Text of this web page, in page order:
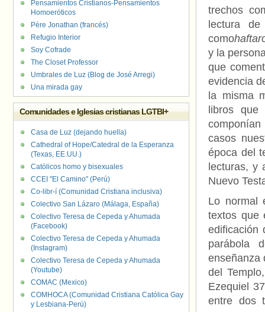
trechos
lectura
como
y la
que
evidencia
la misma
libros
casos
época del
lecturas, y
Nuevo
Lo normal
textos que
edificación
parábola
enseñanza
del
Ezequiel
entre dos
Pensamientos Cristianos-Pensamientos
Homoeróticos
Père Jonathan (francés)
Refugio Interior
Soy Cofrade
The Closet Professor
Umbrales de Luz (Blog de José Arregi)
Una mirada gay
Comunidades e Iglesias cristianas LGTBI+
Casa de Luz (dejando huella)
Cathedral of Hope/Catedral de la Esperanza
(Texas, EE.UU.)
Católicos homo y bisexuales
CCEI "El Camino" (Perú)
Co-libr-í (Comunidad Cristiana inclusiva)
Colectivo San Lázaro (Málaga, España)
Colectivo Teresa de Cepeda y Ahumada
(Facebook)
Colectivo Teresa de Cepeda y Ahumada
(Instagram)
Colectivo Teresa de Cepeda y Ahumada
(Youtube)
COMAC (Mexico)
COMHOCA (Comunidad Cristiana Católica Gay
y Lesbiana-Perú)